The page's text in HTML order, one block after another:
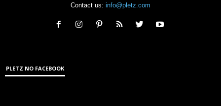
Contact us: info@pletz.com
PLETZ NO FACEBOOK